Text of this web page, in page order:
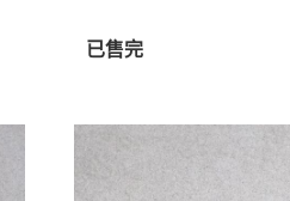
已售完